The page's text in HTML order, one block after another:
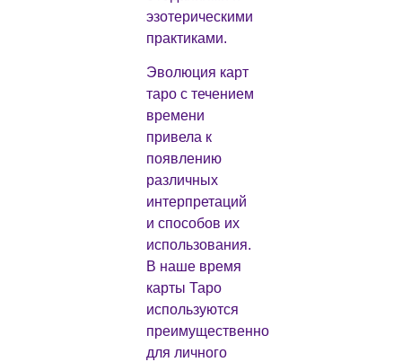
эзотерическими
практиками.
Эволюция карт
таро с течением
времени
привела к
появлению
различных
интерпретаций
и способов их
использования.
В наше время
карты Таро
используются
преимущественно
для личного